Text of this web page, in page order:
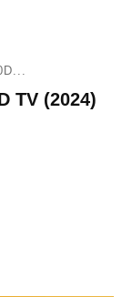
TV (2024)